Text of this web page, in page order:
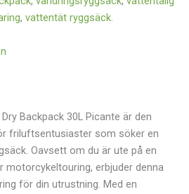
, vattentät ryggsäck.
Backpack 30L Picante är den
friluftsentusiaster som söker en
Oavsett om du är ute på en
motorcykeltouring, erbjuder denna
för din utrustning. Med en